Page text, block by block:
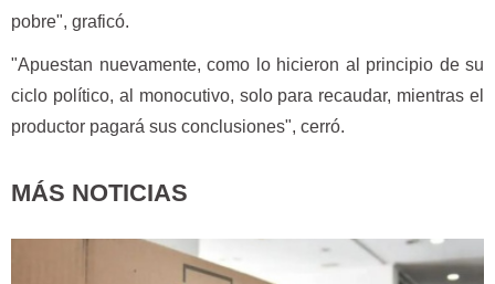
pobre", graficó.
"Apuestan nuevamente, como lo hicieron al principio de su
ciclo político, al monocutivo, solo para recaudar, mientras el
productor pagará sus conclusiones", cerró.
MÁS NOTICIAS